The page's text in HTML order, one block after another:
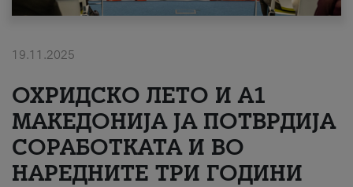
Надополни кредит
#ПодобарОнлајн
19.11.2025
ОХРИДСКО ЛЕТО И A1
МАКЕДОНИЈА ЈА ПОТВРДИЈА
СОРАБОТКАТА И ВО
НАРЕДНИТЕ ТРИ ГОДИНИ